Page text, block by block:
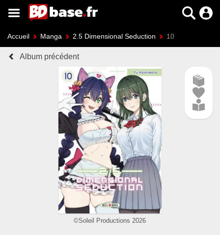
Accueil Manga 2.5 Dimensional Seduction 10
Album précédent
©Soleil Productions 2026